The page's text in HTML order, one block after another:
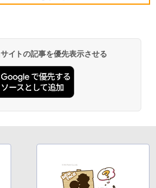
初心者向けノートPC 初期設定済 1
リ4GB～ 高速SSD1TB 最大 フルHD
カメラ zoom 軽量薄型 無線 型番更
在庫処分
インテル Core i5 14500T/メモリ:16
【送料無料】
】 ゲーミングモニター 27インチ FH
Adaptive Sync対応 フリッカ
リー ブルーライトカット モニター
スプレイ MAXZEN MGM27IC04-F2
ルレス ×8本
コミックス)
イトの記事を優先表示させる